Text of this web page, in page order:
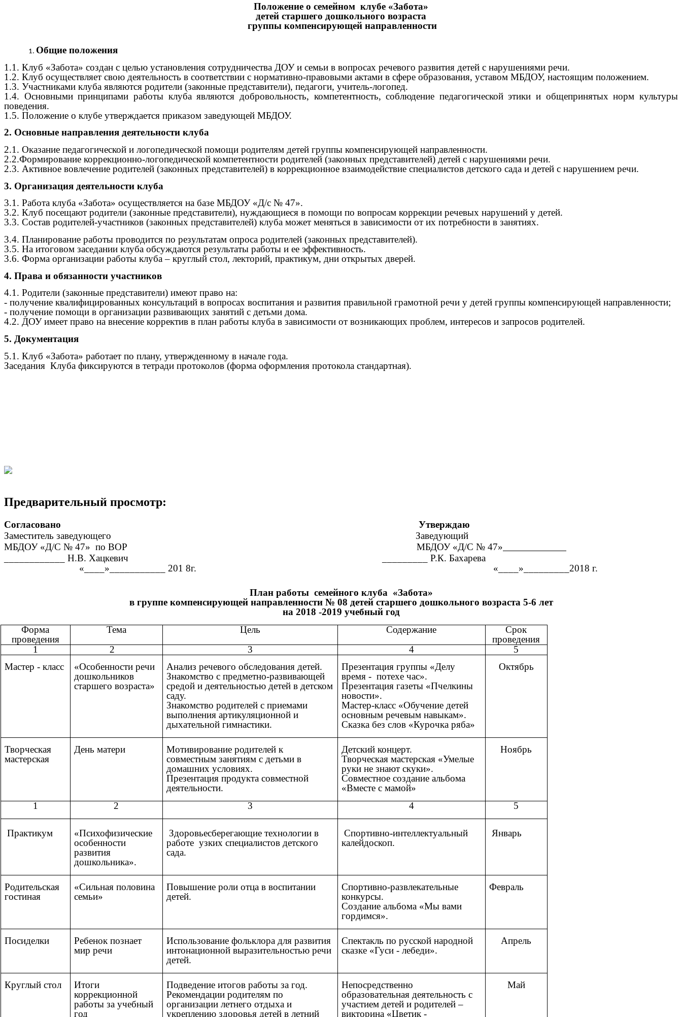
Положение о семейном клубе «Забота»
детей старшего дошкольного возраста
группы компенсирующей направленности
Общие положения
1.1. Клуб «Забота» создан с целью установления сотрудничества ДОУ и семьи в вопросах речевого развития детей с нарушениями речи.
1.2. Клуб осуществляет свою деятельность в соответствии с нормативно-правовыми актами в сфере образования, уставом МБДОУ, настоящим положением.
1.3. Участниками клуба являются родители (законные представители), педагоги, учитель-логопед.
1.4. Основными принципами работы клуба являются добровольность, компетентность, соблюдение педагогической этики и общепринятых норм культуры
поведения.
1.5. Положение о клубе утверждается приказом заведующей МБДОУ.
2. Основные направления деятельности клуба
2.1. Оказание педагогической и логопедической помощи родителям детей группы компенсирующей направленности.
2.2.Формирование коррекционно-логопедической компетентности родителей (законных представителей) детей с нарушениями речи.
2.3. Активное вовлечение родителей (законных представителей) в коррекционное взаимодействие специалистов детского сада и детей с нарушением речи.
3. Организация деятельности клуба
3.1. Работа клуба «Забота» осуществляется на базе МБДОУ «Д/с № 47».
3.2. Клуб посещают родители (законные представители), нуждающиеся в помощи по вопросам коррекции речевых нарушений у детей.
3.3. Состав родителей-участников (законных представителей) клуба может меняться в зависимости от их потребности в занятиях.
3.4. Планирование работы проводится по результатам опроса родителей (законных представителей).
3.5. На итоговом заседании клуба обсуждаются результаты работы и ее эффективность.
3.6. Форма организации работы клуба – круглый стол, лекторий, практикум, дни открытых дверей.
4. Права и обязанности участников
4.1. Родители (законные представители) имеют право на:
- получение квалифицированных консультаций в вопросах воспитания и развития правильной грамотной речи у детей группы компенсирующей направленности;
- получение помощи в организации развивающих занятий с детьми дома.
4.2. ДОУ имеет право на внесение корректив в план работы клуба в зависимости от возникающих проблем, интересов и запросов родителей.
5. Документация
5.1. Клуб «Забота» работает по плану, утвержденному в начале года.
Заседания Клуба фиксируются в тетради протоколов (форма оформления протокола стандартная).
Предварительный просмотр:
Согласовано Утверждаю
Заместитель заведующего Заведующий
МБДОУ «Д/С № 47» по ВОР МБДОУ «Д/С № 47»
____________ Н.В. Хацкевич _________ Р.К. Бахарева
«____»___________ 201 8г. «____»_________2018 г.
План работы семейного клуба «Забота»
в группе компенсирующей направленности № 08 детей старшего дошкольного возраста 5-6 лет
на 2018 -2019 учебный год
Форма
проведения
Тема Цель Содержание
Срок
проведения
1
2 3 4
5
Мастер - класс
«Особенности речи
дошкольников
старшего возраста»
Анализ речевого обследования детей.
Знакомство с предметно-развивающей
средой и деятельностью детей в детском
саду.
Знакомство родителей с приемами
выполнения артикуляционной и
дыхательной гимнастики.
Презентация группы «Делу
время - потехе час».
Презентация газеты «Пчелкины
новости».
Мастер-класс «Обучение детей
основным речевым навыкам».
Сказка без слов «Курочка ряба»
Октябрь
Творческая
мастерская
День матери
Мотивирование родителей к
совместным занятиям с детьми в
домашних условиях.
Презентация продукта совместной
деятельности.
Детский концерт.
Творческая мастерская «Умелые
руки не знают скуки».
Совместное создание альбома
«Вместе с мамой»
Ноябрь
1 2 3 4 5
Практикум
«Психофизические
особенности
развития
дошкольника».
Здоровьесберегающие технологии в
работе узких специалистов детского
сада.
Спортивно-интеллектуальный
калейдоскоп.
Январь
Родительская
гостиная
«Сильная половина
семьи»
Повышение роли отца в воспитании
детей.
Спортивно-развлекательные
конкурсы.
Создание альбома «Мы вами
гордимся».
Февраль
Посиделки
Ребенок познает
мир речи
Использование фольклора для развития
интонационной выразительностью речи
детей.
Спектакль по русской народной
сказке «Гуси - лебеди».
Апрель
Круглый стол
Итоги
коррекционной
работы за учебный
год
Подведение итогов работы за год.
Рекомендации родителям по
организации летнего отдыха и
укреплению здоровья детей в летний
Непосредственно
образовательная деятельность с
участием детей и родителей –
викторина «Цветик -
Май